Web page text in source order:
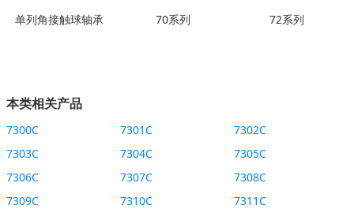
单列角接触球轴承 70系列 72系列
本类相关产品
7300C 7301C
7302C
7303C
7304C
7305C
7306C
7307C
7308C
7309C
7310C
7311C